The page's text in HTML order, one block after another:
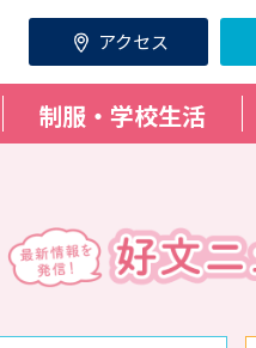
アクセス
制服・学校生活